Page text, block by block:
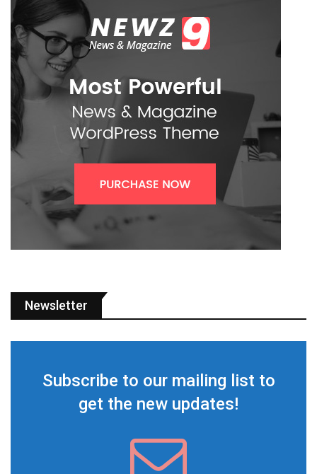
Newsletter
Subscribe to our mailing list to
get the new updates!